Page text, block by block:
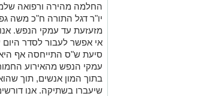
החלמה מהירה ורפואה
יו"ר דגל התורה ח"כ משה
מזעזעת עד עמקי הנפש. אנו
אי אפשר לעבור לסדר
סיעת ש"ס התייחסה אף היא
עמקי הנפש מהאירוע
בתוך המון אנשים, תוך
שיעברו בשתיקה. אנו